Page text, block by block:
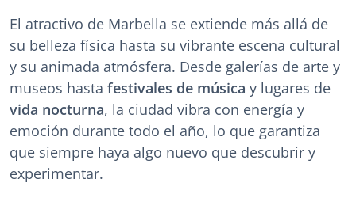
El atractivo de Marbella se extiende más allá de
su belleza física hasta su vibrante escena cultural
y su animada atmósfera. Desde galerías de arte y
museos hasta festivales de música y lugares de
vida nocturna, la ciudad vibra con energía y
emoción durante todo el año, lo que garantiza
que siempre haya algo nuevo que descubrir y
experimentar.